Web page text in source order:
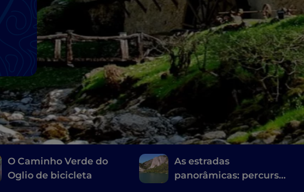
O Caminho Verde do
Oglio de bicicleta
As estradas
panorâmicas: percursos